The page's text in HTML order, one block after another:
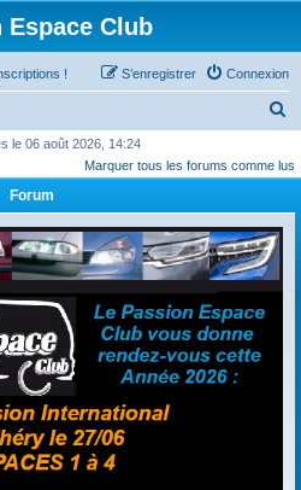
Espace Club
! Connexion
S’enregistrer
c
le 06 août 2026, 14:24
Marquer tous les forums comme lus
Forum